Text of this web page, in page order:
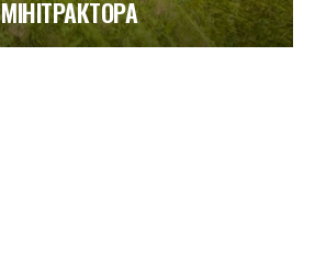
МІНІТРАКТОРА